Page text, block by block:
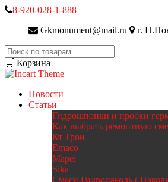
8-920-028-1-888
Gkmonument@mail.ru
г.
Искать:
🛒 Корзина
Новости
Статьи
Гидрошпонки и пробки
Как выбрать ремонтную
Кт Трон
Emaco
Mapei
Sika
Смеси Гидропаколь (